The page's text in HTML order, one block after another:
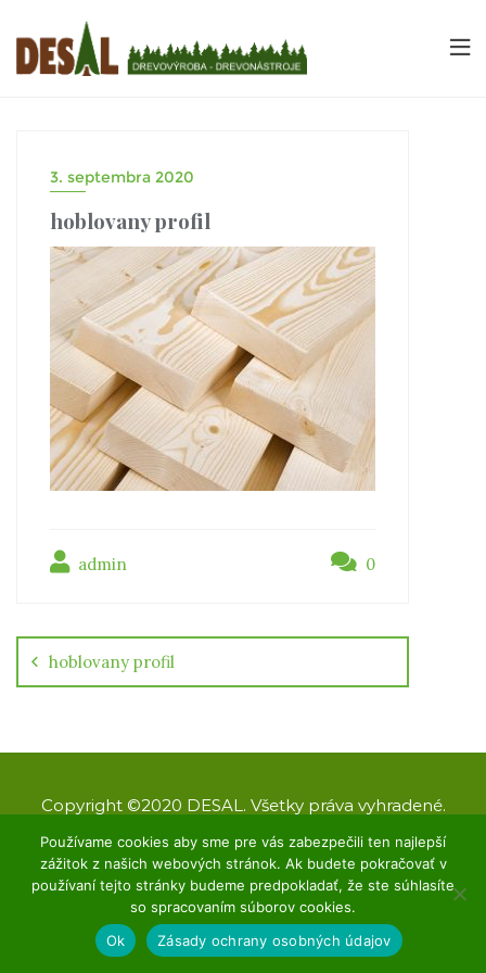
3. septembra 2020
hoblovany profil
admin 0
v
článku
hoblovany profil
Copyright ©2020 DESAL. Všetky práva vyhradené.
Designed by KAnet
O nás
GDPR Kontakt
Používame cookies aby sme pre vás zabezpečili ten najlepší
zážitok z našich webových stránok. Ak budete pokračovať v
používaní tejto stránky budeme predpokladať, že ste súhlasíte
so spracovaním súborov cookies.
Ok
Zásady ochrany osobných údajov